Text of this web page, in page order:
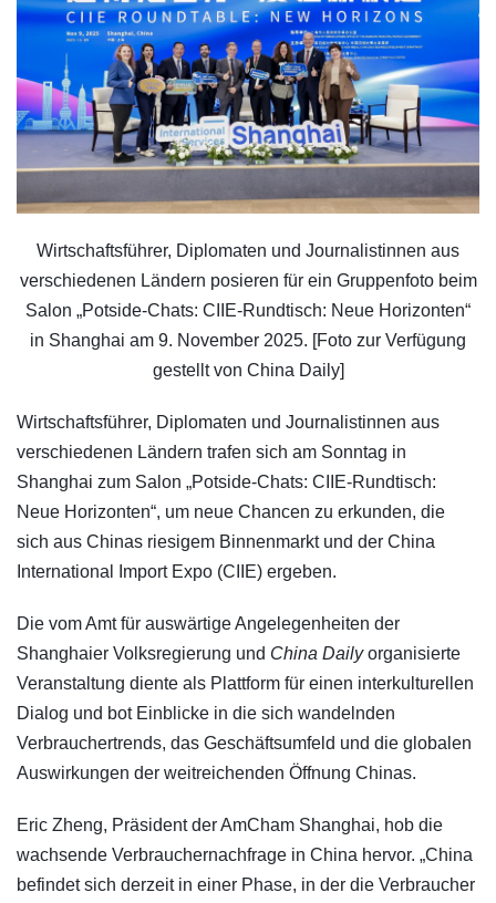
Wirtschaftsführer, Diplomaten und Journalistinnen aus
verschiedenen Ländern posieren für ein Gruppenfoto beim
Salon „Potside-Chats: CIIE-Rundtisch: Neue Horizonten“
in Shanghai am 9. November 2025. [Foto zur Verfügung
gestellt von China Daily]
Wirtschaftsführer, Diplomaten und Journalistinnen aus
verschiedenen Ländern trafen sich am Sonntag in
Shanghai zum Salon „Potside-Chats: CIIE-Rundtisch:
Neue Horizonten“, um neue Chancen zu erkunden, die
sich aus Chinas riesigem Binnenmarkt und der China
International Import Expo (CIIE) ergeben.
Die vom Amt für auswärtige Angelegenheiten der
Shanghaier Volksregierung und China Dailyorganisierte
Veranstaltung diente als Plattform für einen interkulturellen
Dialog und bot Einblicke in die sich wandelnden
Verbrauchertrends, das Geschäftsumfeld und die globalen
Auswirkungen der weitreichenden Öffnung Chinas.
Eric Zheng, Präsident der AmCham Shanghai, hob die
wachsende Verbrauchernachfrage in China hervor. „China
befindet sich derzeit in einer Phase, in der die Verbraucher